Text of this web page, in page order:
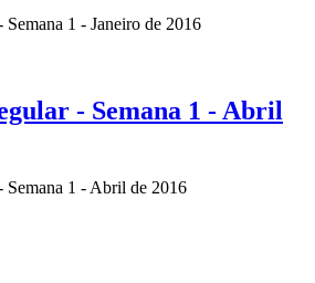
Semana 1 - Janeiro de 2016
- Semana 1 - Abril
Semana 1 - Abril de 2016